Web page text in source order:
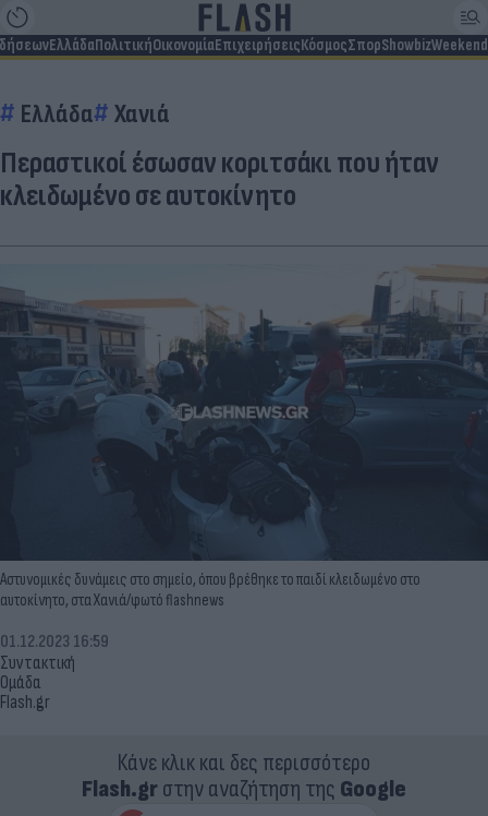
ΕλλάδαΠολιτικήΟικονομίαΕπιχειρήσειςΚόσμοςΣπορShowbizWeekend
Ελλάδα Χανιά
Περαστικοί έσωσαν κοριτσάκι που ήταν
κλειδωμένο σε αυτοκίνητο
Αστυνομικές δυνάμεις στο σημείο, όπου βρέθηκε το παιδί κλειδωμένο στο
αυτοκίνητο, στα Χανιά/φωτό flashnews
Συντακτική
Ομάδα
Flash.gr
01.12.2023 16:59
Κάνε κλικ και δες περισσότερο
Flash.grστην αναζήτηση της Google